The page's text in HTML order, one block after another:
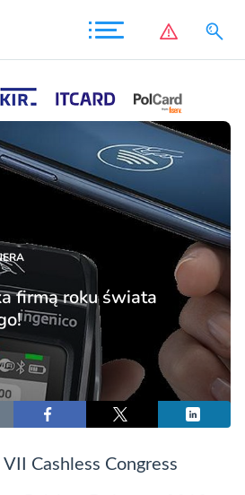
firmą roku świata
Cashless Congress